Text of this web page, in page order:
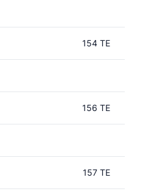
154 TE
156 TE
157 TE